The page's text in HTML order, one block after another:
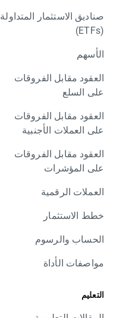
صناديق الاستثمار المتداولة
(ETFs)
الأسهم
العقود مقابل الفروقات
على السلع
العقود مقابل الفروقات
على العملات الأجنبية
العقود مقابل الفروقات
على المؤشرات
العملات الرقمية
خطط الاستثمار
الحساب والرسوم
مواصفات الأداة
التعليم